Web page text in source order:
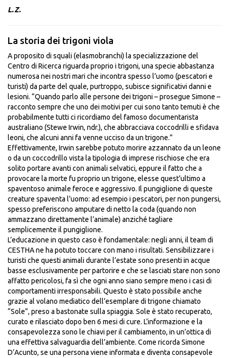
L.Z.
La storia dei trigoni viola
A proposito di squali (elasmobranchi) la specializzazione del
Centro di Ricerca riguarda proprio i trigoni, una specie abbastanza
numerosa nei nostri mari che incontra spesso l’uomo (pescatori e
turisti) da parte del quale, purtroppo, subisce significativi danni e
lesioni. “Quando parlo alle persone dei trigoni – prosegue Simone –
racconto sempre che uno dei motivi per cui sono tanto temuti è che
probabilmente tutti ci ricordiamo del famoso documentarista
australiano (Stewe Irwin, ndr.), che abbracciava coccodrilli e sfidava
leoni, che alcuni anni fa venne ucciso da un trigone.”
Effettivamente, Irwin sarebbe potuto morire azzannato da un leone
o da un coccodrillo vista la tipologia di imprese rischiose che era
solito portare avanti con animali selvatici, eppure il fatto che a
provocare la morte fu proprio un trigone, elesse quest’ultimo a
spaventoso animale feroce e aggressivo. Il pungiglione di queste
creature spaventa l’uomo: ad esempio i pescatori, per non pungersi,
spesso preferiscono amputare di netto la coda (quando non
ammazzano direttamente l’animale) anziché tagliare
semplicemente il pungiglione.
L’educazione in questo caso è fondamentale: negli anni, il team di
CESTHA ne ha potuto toccare con mano i risultati. Sensibilizzare i
turisti che questi animali durante l’estate sono presenti in acque
basse esclusivamente per partorire e che se lasciati stare non sono
affatto pericolosi, fa sì che ogni anno siano sempre meno i casi di
comportamenti irresponsabili. Questo è stato possibile anche
grazie al volano mediatico dell’esemplare di trigone chiamato
“Sole”, preso a bastonate sulla spiaggia. Sole è stato recuperato,
curato e rilasciato dopo ben 6 mesi di cure. L’informazione e la
consapevolezza sono le chiavi per il cambiamento, in un’ottica di
una effettiva salvaguardia dell’ambiente. Come ricorda Simone
D’Acunto, se una persona viene informata e diventa consapevole